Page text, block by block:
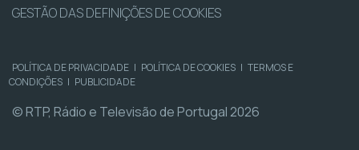
GESTÃO DAS DEFINIÇÕES DE COOKIES
POLÍTICA DE PRIVACIDADE | POLÍTICA DE COOKIES | TERMOS E
CONDIÇÕES | PUBLICIDADE
© RTP, Rádio e Televisão de Portugal 2026